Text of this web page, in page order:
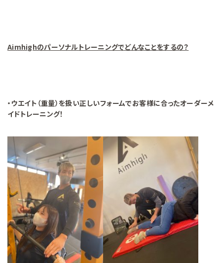
Aimhighのパーソナルトレーニングでどんなことをするの？
・ウエイト（重量）を扱い正しいフォームでお客様に合ったオーダーメ
イドトレーニング！